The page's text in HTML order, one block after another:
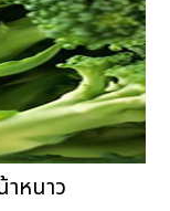
หนาว